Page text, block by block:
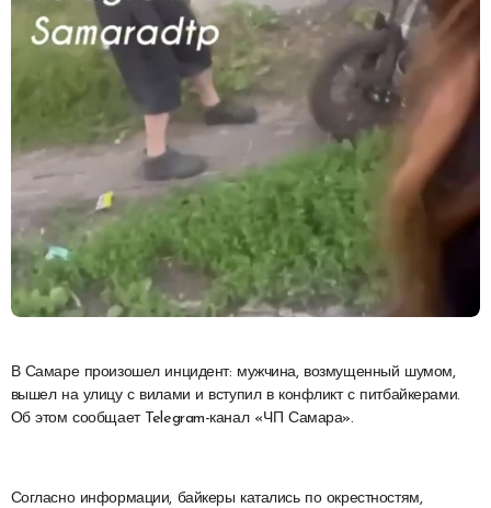
В Самаре произошел инцидент: мужчина, возмущенный шумом,
вышел на улицу с вилами и вступил в конфликт с питбайкерами.
Об этом сообщает Telegram-канал «ЧП Самара».
Согласно информации, байкеры катались по окрестностям,